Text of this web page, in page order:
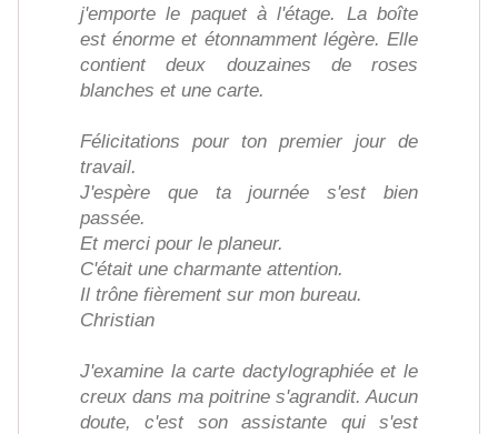
j'emporte le paquet à l'étage. La boîte
est énorme et étonnamment légère. Elle
contient deux douzaines de roses
blanches et une carte.
Félicitations pour ton premier jour de
travail.
J'espère que ta journée s'est bien
passée.
Et merci pour le planeur.
C'était une charmante attention.
Il trône fièrement sur mon bureau.
Christian
J'examine la carte dactylographiée et le
creux dans ma poitrine s'agrandit. Aucun
doute, c'est son assistante qui s'est